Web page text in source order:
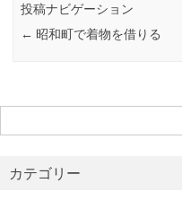
投稿ナビゲーション
← 昭和町で着物を借りる
索:
カテゴリー